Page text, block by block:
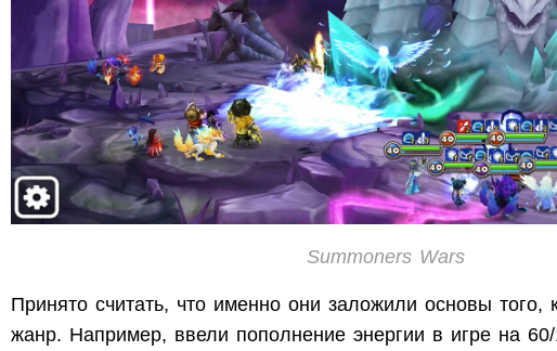
Summoners Wars
Принято считать, что именно они заложили основы того,
жанр. Например, ввели пополнение энергии в игре на